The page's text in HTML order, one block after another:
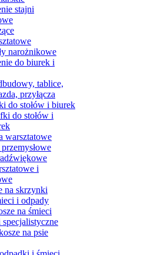
stajni
narożnikowe
do biurek i
tablice,
przyłącza
do stołów i biurek
do stołów i
warsztatowe
i
na skrzynki
i odpady
na śmieci
na psie